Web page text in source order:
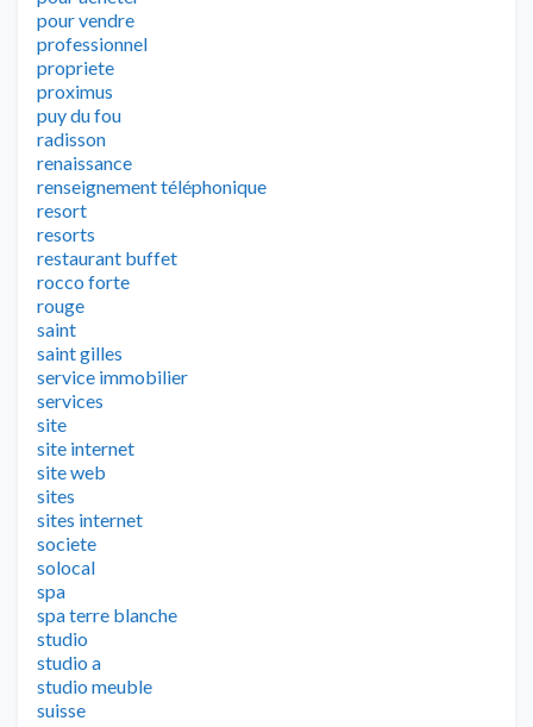
pour vendre
professionnel
propriete
proximus
puy du fou
radisson
renaissance
renseignement téléphonique
resort
resorts
restaurant buffet
rocco forte
rouge
saint
saint gilles
service immobilier
services
site
site internet
site web
sites
sites internet
societe
solocal
spa
spa terre blanche
studio
studio a
studio meuble
suisse